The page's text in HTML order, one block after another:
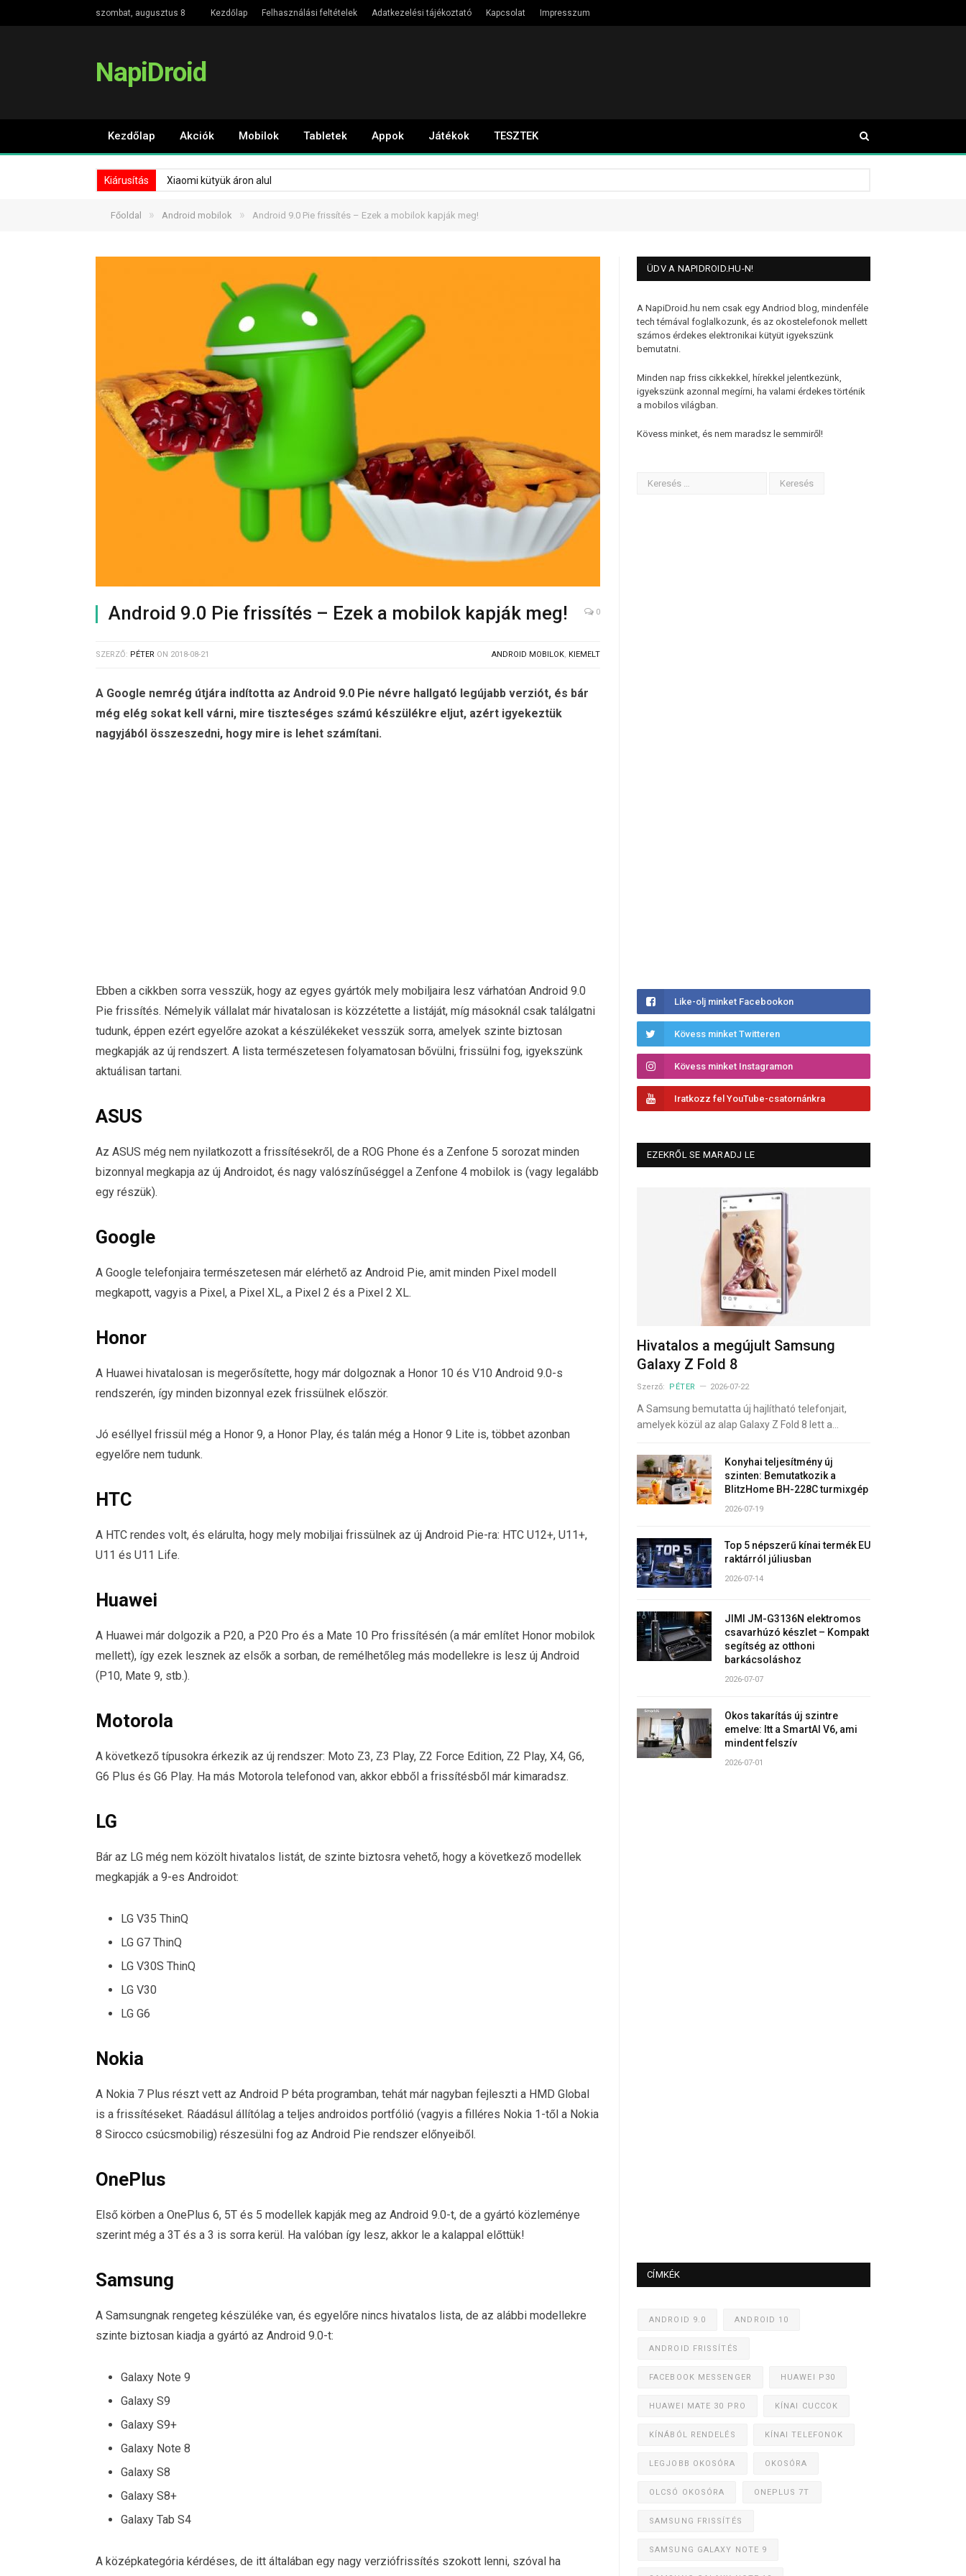
szombat, augusztus 8 Kezdőlap Felhasználási feltételek Adatkezelési tájékoztató Kapcsolat Impresszum
NapiDroid
Kezdőlap Akciók Mobilok Tabletek Appok Játékok TESZTEK
Kiárusítás Xiaomi kütyük áron alul
Főoldal » Android mobilok » Android 9.0 Pie frissítés – Ezek a mobilok kapják meg!
Android 9.0 Pie frissítés – Ezek a mobilok kapják meg! 0
SZERZŐ: PÉTER ON 2018-08-21 ANDROID MOBILOK, KIEMELT
A Google nemrég útjára indította az Android 9.0 Pie névre hallgató legújabb verziót, és bár
még elég sokat kell várni, mire tiszteséges számú készülékre eljut, azért igyekeztük
nagyjából összeszedni, hogy mire is lehet számítani.
Ebben a cikkben sorra vesszük, hogy az egyes gyártók mely mobiljaira lesz várhatóan Android 9.0
Pie frissítés. Némelyik vállalat már hivatalosan is közzétette a listáját, míg másoknál csak találgatni
tudunk, éppen ezért egyelőre azokat a készülékeket vesszük sorra, amelyek szinte biztosan
megkapják az új rendszert. A lista természetesen folyamatosan bővülni, frissülni fog, igyekszünk
aktuálisan tartani.
ASUS
Az ASUS még nem nyilatkozott a frissítésekről, de a ROG Phone és a Zenfone 5 sorozat minden
bizonnyal megkapja az új Androidot, és nagy valószínűséggel a Zenfone 4 mobilok is (vagy legalább
egy részük).
Google
A Google telefonjaira természetesen már elérhető az Android Pie, amit minden Pixel modell
megkapott, vagyis a Pixel, a Pixel XL, a Pixel 2 és a Pixel 2 XL.
Honor
A Huawei hivatalosan is megerősítette, hogy már dolgoznak a Honor 10 és V10 Android 9.0-s
rendszerén, így minden bizonnyal ezek frissülnek először.
Jó eséllyel frissül még a Honor 9, a Honor Play, és talán még a Honor 9 Lite is, többet azonban
egyelőre nem tudunk.
HTC
A HTC rendes volt, és elárulta, hogy mely mobiljai frissülnek az új Android Pie-ra: HTC U12+, U11+,
U11 és U11 Life.
Huawei
A Huawei már dolgozik a P20, a P20 Pro és a Mate 10 Pro frissítésén (a már említet Honor mobilok
mellett), így ezek lesznek az elsők a sorban, de remélhetőleg más modellekre is lesz új Android
(P10, Mate 9, stb.).
Motorola
A következő típusokra érkezik az új rendszer: Moto Z3, Z3 Play, Z2 Force Edition, Z2 Play, X4, G6,
G6 Plus és G6 Play. Ha más Motorola telefonod van, akkor ebből a frissítésből már kimaradsz.
LG
Bár az LG még nem közölt hivatalos listát, de szinte biztosra vehető, hogy a következő modellek
megkapják a 9-es Androidot:
LG V35 ThinQ
LG G7 ThinQ
LG V30S ThinQ
LG V30
LG G6
Nokia
A Nokia 7 Plus részt vett az Android P béta programban, tehát már nagyban fejleszti a HMD Global
is a frissítéseket. Ráadásul állítólag a teljes androidos portfólió (vagyis a filléres Nokia 1-től a Nokia
8 Sirocco csúcsmobilig) részesülni fog az Android Pie rendszer előnyeiből.
OnePlus
Első körben a OnePlus 6, 5T és 5 modellek kapják meg az Android 9.0-t, de a gyártó közleménye
szerint még a 3T és a 3 is sorra kerül. Ha valóban így lesz, akkor le a kalappal előttük!
Samsung
A Samsungnak rengeteg készüléke van, és egyelőre nincs hivatalos lista, de az alábbi modellekre
szinte biztosan kiadja a gyártó az Android 9.0-t:
Galaxy Note 9
Galaxy S9
Galaxy S9+
Galaxy Note 8
Galaxy S8
Galaxy S8+
Galaxy Tab S4
A középkategória kérdéses, de itt általában egy nagy verziófrissítés szokott lenni, szóval ha
ÜDV A NAPIDROID.HU-N!
A NapiDroid.hu nem csak egy Andriod blog, mindenféle
tech témával foglalkozunk, és az okostelefonok mellett
számos érdekes elektronikai kütyüt igyekszünk
bemutatni.
Minden nap friss cikkekkel, hírekkel jelentkezünk,
igyekszünk azonnal megírni, ha valami érdekes történik
a mobilos világban.
Kövess minket, és nem maradsz le semmiről!
Like-olj minket Facebookon
Kövess minket Twitteren
Kövess minket Instagramon
Iratkozz fel YouTube-csatornánkra
EZEKRŐL SE MARADJ LE
Hivatalos a megújult Samsung
Galaxy Z Fold 8
Szerző: PÉTER 2026-07-22
A Samsung bemutatta új hajlítható telefonjait,
amelyek közül az alap Galaxy Z Fold 8 lett a…
Konyhai teljesítmény új
szinten: Bemutatkozik a
BlitzHome BH-228C turmixgép
2026-07-19
Top 5 népszerű kínai termék EU
raktárról júliusban
2026-07-14
JIMI JM-G3136N elektromos
csavarhúzó készlet – Kompakt
segítség az otthoni
barkácsoláshoz
2026-07-07
Okos takarítás új szintre
emelve: Itt a SmartAI V6, ami
mindent felszív
2026-07-01
CÍMKÉK
ANDROID 9.0 ANDROID 10
ANDROID FRISSÍTÉS
FACEBOOK MESSENGER HUAWEI P30
HUAWEI MATE 30 PRO KÍNAI CUCCOK
KÍNÁBÓL RENDELÉS KÍNAI TELEFONOK
LEGJOBB OKOSÓRA OKOSÓRA
OLCSÓ OKOSÓRA ONEPLUS 7T
SAMSUNG FRISSÍTÉS
SAMSUNG GALAXY NOTE 9